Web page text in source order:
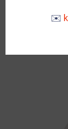
Januar 2017
Dr. Wegler
✉️